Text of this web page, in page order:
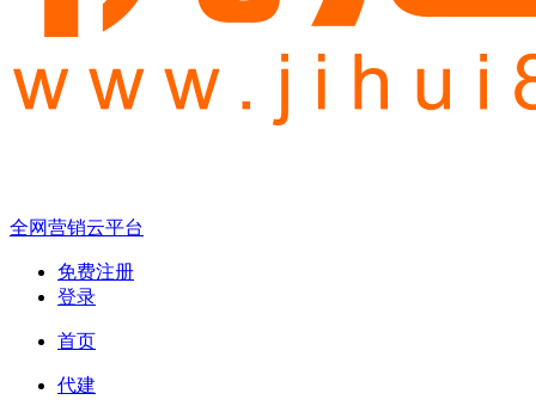
全网营销云平台
免费注册
登录
首页
代建